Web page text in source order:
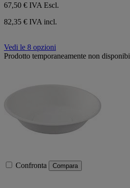
67,50 € IVA Escl.
82,35 € IVA incl.
Vedi le 8 opzioni
Prodotto temporaneamente non
Confronta Compara